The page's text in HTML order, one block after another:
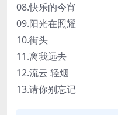
08.快乐的今宵
09.阳光在照耀
10.街头
11.离我远去
12.流云 轻烟
13.请你别忘记